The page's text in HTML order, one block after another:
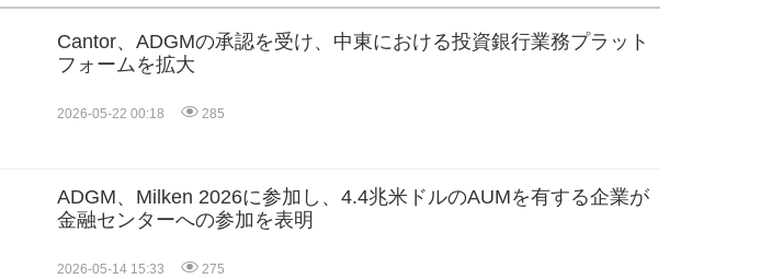
Cantor、ADGMの承認を受け、中東における投資銀行業務プラット
フォームを拡大
2026-05-22 00:18 285
ADGM、Milken 2026に参加し、4.4兆米ドルのAUMを有する企業が
金融センターへの参加を表明
2026-05-14 15:33 275